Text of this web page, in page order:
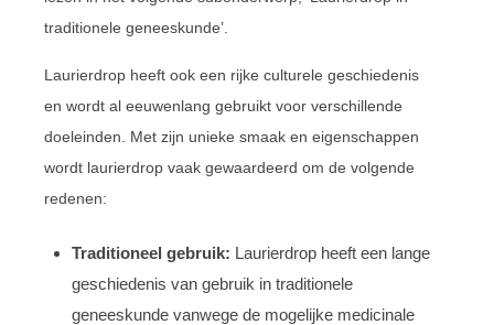
traditionele geneeskunde’.
Laurierdrop heeft ook een rijke culturele geschiedenis
en wordt al eeuwenlang gebruikt voor verschillende
doeleinden. Met zijn unieke smaak en eigenschappen
wordt laurierdrop vaak gewaardeerd om de volgende
redenen:
Traditioneel gebruik: Laurierdrop heeft een lange
geschiedenis van gebruik in traditionele
geneeskunde vanwege de mogelijke medicinale